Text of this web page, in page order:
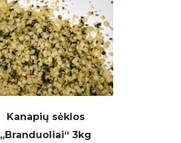
Kanapių sėklos
,,Branduoliai“ 3kg